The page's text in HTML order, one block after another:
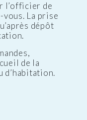
l’officier de
La prise
dépôt
de la
d’habitation.